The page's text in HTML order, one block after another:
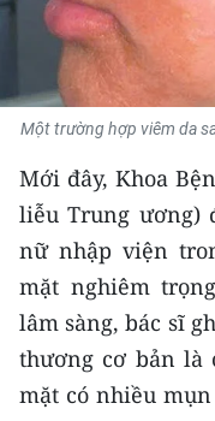
KHOA HỌC - CÔNG
MÔI TRƯỜNG
BẠN ĐỌC
KIỂM CHỨNG
TRI THỨC CHUYÊN
54 DÂN TỘC VIỆT
CHƯƠNG TRÌNH
MỘT SẢN PHẨM
Một trường hợp viêm da
Mới đây, Khoa
liễu Trung ương)
nữ nhập viện
mặt nghiêm
lâm sàng, bác sĩ
thương cơ bản là
mặt có nhiều